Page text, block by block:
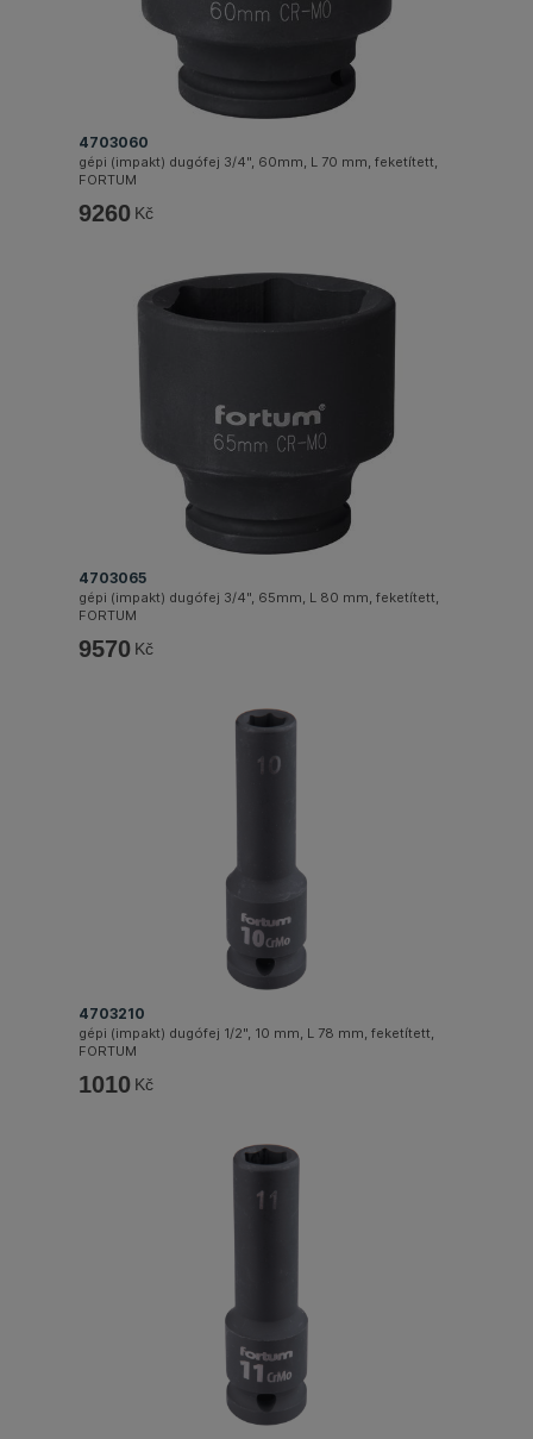
4703060
gépi (impakt) dugófej 3/4", 60mm, L 70 mm, feketített,
FORTUM
9260 Kč
4703065
gépi (impakt) dugófej 3/4", 65mm, L 80 mm, feketített,
FORTUM
9570 Kč
4703210
gépi (impakt) dugófej 1/2", 10 mm, L 78 mm, feketített,
FORTUM
1010 Kč